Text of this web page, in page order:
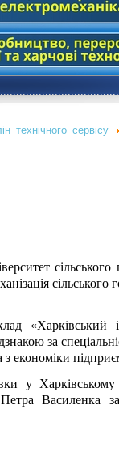
технічного сервісу
сільського
сільського
«Харківський
за
з економіки
у Харківському
Петра Василенка